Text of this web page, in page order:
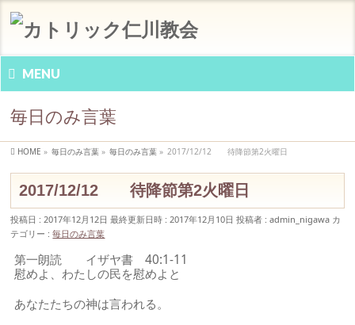
MENU
毎日のみ言葉
HOME » 毎日のみ言葉 » 毎日のみ言葉 » 2017/12/12 待降節第2火曜日
2017/12/12 待降節第2火曜日
投稿日 : 2017年12月12日 最終更新日時 : 2017年12月10日 投稿者 :admin_nigawa カ
テゴリー :毎日のみ言葉
第一朗読 イザヤ書 40:1-11
慰めよ、わたしの民を慰めよと
あなたたちの神は言われる。